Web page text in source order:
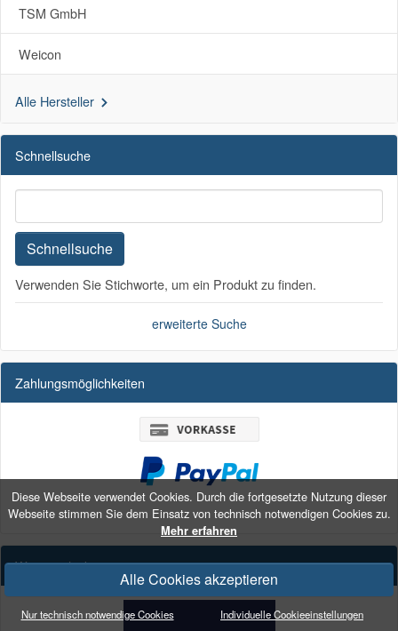
Diese Webseite verwendet Cookies. Durch die fortgesetzte Nutzung dieser
Webseite stimmen Sie dem Einsatz von technisch notwendigen Cookies zu.
Mehr erfahren
Alle Cookies akzeptieren
Nur technisch notwendige Cookies Individuelle Cookieeinstellungen
TSM GmbH
Weicon
Alle Hersteller
Schnellsuche
Schnellsuche
Verwenden Sie Stichworte, um ein Produkt zu finden.
erweiterte Suche
Zahlungsmöglichkeiten
Wir verschicken mit